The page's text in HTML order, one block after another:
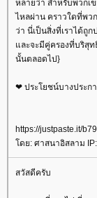
หลายว่า สำหรับพวกเ
ไหลผ่าน คราวใดที่พว
ว่า นี่เป็นสิ่งที่เราได้ถู
ละจะมีคู่ครองที่บริสุท
นั้นตลอดไป}
❤ ประโยชน์บางประก
https://justpaste.it/
ดย: ศาสนาอิสลาม IP:
สวัสดีครับ